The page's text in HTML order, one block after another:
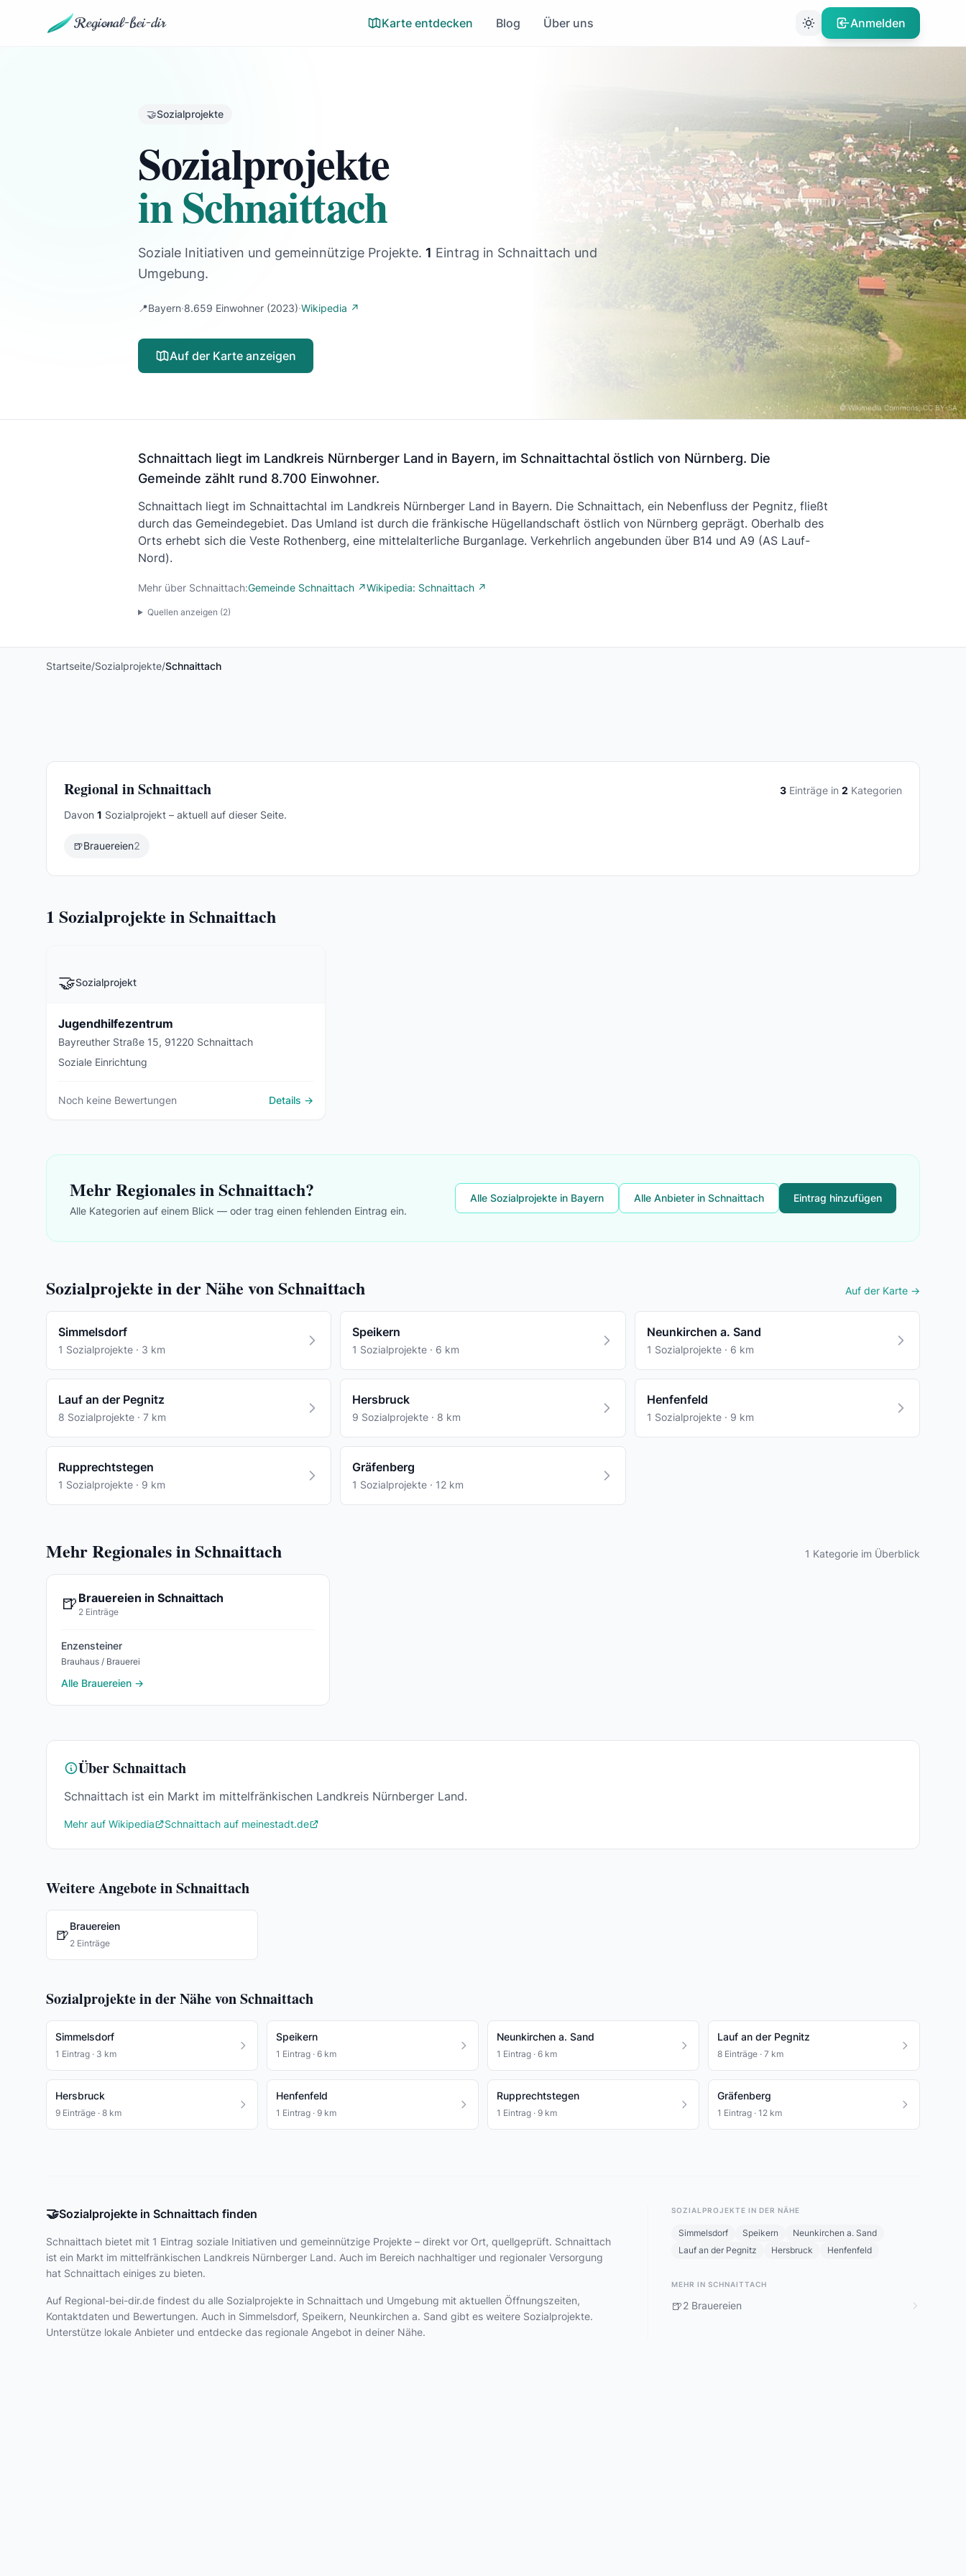
Regional-bei-dir Karte entdecken Blog Über uns Anmelden
©Wikimedia Commons, CC BY-SA
🤝Sozialprojekte
Sozialprojekte
in Schnaittach
Soziale Initiativen und gemeinnützige Projekte. 1 Eintrag in Schnaittach und
Umgebung.
📍Bayern·8.659 Einwohner (2023)·Wikipedia ↗
Auf der Karte anzeigen
Schnaittach liegt im Landkreis Nürnberger Land in Bayern, im Schnaittachtal östlich von Nürnberg. Die
Gemeinde zählt rund 8.700 Einwohner.
Schnaittach liegt im Schnaittachtal im Landkreis Nürnberger Land in Bayern. Die Schnaittach, ein Nebenfluss der Pegnitz, fließt
durch das Gemeindegebiet. Das Umland ist durch die fränkische Hügellandschaft östlich von Nürnberg geprägt. Oberhalb des
Orts erhebt sich die Veste Rothenberg, eine mittelalterliche Burganlage. Verkehrlich angebunden über B14 und A9 (AS Lauf-
Nord).
Mehr über Schnaittach:Gemeinde Schnaittach ↗Wikipedia: Schnaittach ↗
Quellen anzeigen (2)
Startseite/Sozialprojekte/Schnaittach
Regional in Schnaittach 3 Einträge in 2 Kategorien
Davon 1 Sozialprojekt – aktuell auf dieser Seite.
🍺Brauereien2
1 Sozialprojekte in Schnaittach
🤝Sozialprojekt
Jugendhilfezentrum
Bayreuther Straße 15, 91220 Schnaittach
Soziale Einrichtung
Noch keine Bewertungen Details →
Mehr Regionales in Schnaittach?
Alle Kategorien auf einem Blick — oder trag einen fehlenden Eintrag ein.
Alle Sozialprojekte in Bayern Alle Anbieter in Schnaittach Eintrag hinzufügen
Sozialprojekte in der Nähe von Schnaittach Auf der Karte →
Simmelsdorf
1 Sozialprojekte · 3 km
Speikern
1 Sozialprojekte · 6 km
Neunkirchen a. Sand
1 Sozialprojekte · 6 km
Lauf an der Pegnitz
8 Sozialprojekte · 7 km
Hersbruck
9 Sozialprojekte · 8 km
Henfenfeld
1 Sozialprojekte · 9 km
Rupprechtstegen
1 Sozialprojekte · 9 km
Gräfenberg
1 Sozialprojekte · 12 km
Mehr Regionales in Schnaittach 1 Kategorie im Überblick
🍺 Brauereien in Schnaittach
2 Einträge
Enzensteiner
Brauhaus / Brauerei
Alle Brauereien →
Über Schnaittach
Schnaittach ist ein Markt im mittelfränkischen Landkreis Nürnberger Land.
Mehr auf Wikipedia Schnaittach auf meinestadt.de
Weitere Angebote in Schnaittach
🍺
Brauereien
2 Einträge
Sozialprojekte in der Nähe von Schnaittach
Simmelsdorf
1 Eintrag · 3 km
Speikern
1 Eintrag · 6 km
Neunkirchen a. Sand
1 Eintrag · 6 km
Lauf an der Pegnitz
8 Einträge · 7 km
Hersbruck
9 Einträge · 8 km
Henfenfeld
1 Eintrag · 9 km
Rupprechtstegen
1 Eintrag · 9 km
Gräfenberg
1 Eintrag · 12 km
🤝Sozialprojekte in Schnaittach finden
Schnaittach bietet mit 1 Eintrag soziale Initiativen und gemeinnützige Projekte – direkt vor Ort, quellgeprüft. Schnaittach
ist ein Markt im mittelfränkischen Landkreis Nürnberger Land. Auch im Bereich nachhaltiger und regionaler Versorgung
hat Schnaittach einiges zu bieten.
Auf Regional-bei-dir.de findest du alle Sozialprojekte in Schnaittach und Umgebung mit aktuellen Öffnungszeiten,
Kontaktdaten und Bewertungen. Auch in Simmelsdorf, Speikern, Neunkirchen a. Sand gibt es weitere Sozialprojekte.
Unterstütze lokale Anbieter und entdecke das regionale Angebot in deiner Nähe.
SOZIALPROJEKTE IN DER NÄHE
Simmelsdorf Speikern
Neunkirchen a. Sand
Lauf an der Pegnitz
Hersbruck Henfenfeld
MEHR IN SCHNAITTACH
🍺2 Brauereien